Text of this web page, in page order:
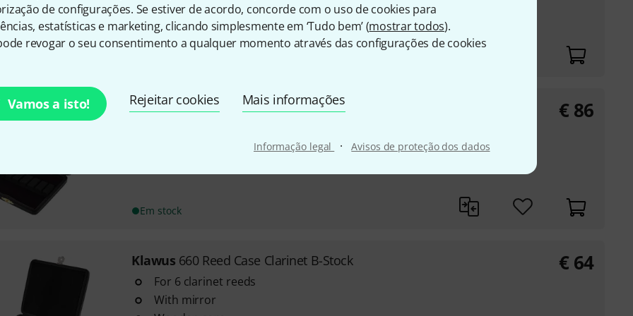
de configurações. Se estiver de acordo, concorde com o uso de cookies para
estatísticas e marketing, clicando simplesmente em ‘Tudo bem’ (mostrar todos).
revogar o seu consentimento a qualquer momento através das configurações de cookies
Vamos a isto! Rejeitar cookies Mais informações
Informação legal · Avisos de proteção dos dados
With wooden core
Leather-clad
Klawus715 Reed Case Oboe 6
Covered with leather
Em stock
€ 86
Klawus 660 Reed Case Clarinet B-Stock
For 6 clarinet reeds
With mirror
€ 64